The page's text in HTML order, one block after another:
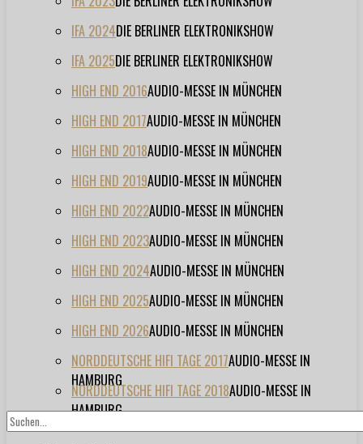
IFA 2024DIE BERLINER ELEKTRONIKSHOW
IFA 2025DIE BERLINER ELEKTRONIKSHOW
HIGH END 2016AUDIO-MESSE IN MÜNCHEN
HIGH END 2017AUDIO-MESSE IN MÜNCHEN
HIGH END 2018AUDIO-MESSE IN MÜNCHEN
HIGH END 2019AUDIO-MESSE IN MÜNCHEN
HIGH END 2022AUDIO-MESSE IN MÜNCHEN
HIGH END 2023AUDIO-MESSE IN MÜNCHEN
HIGH END 2024AUDIO-MESSE IN MÜNCHEN
HIGH END 2025AUDIO-MESSE IN MÜNCHEN
HIGH END 2026AUDIO-MESSE IN MÜNCHEN
NORDDEUTSCHE HIFI TAGE 2017AUDIO-MESSE IN
HAMBURG
NORDDEUTSCHE HIFI TAGE 2018AUDIO-MESSE IN
HAMBURG